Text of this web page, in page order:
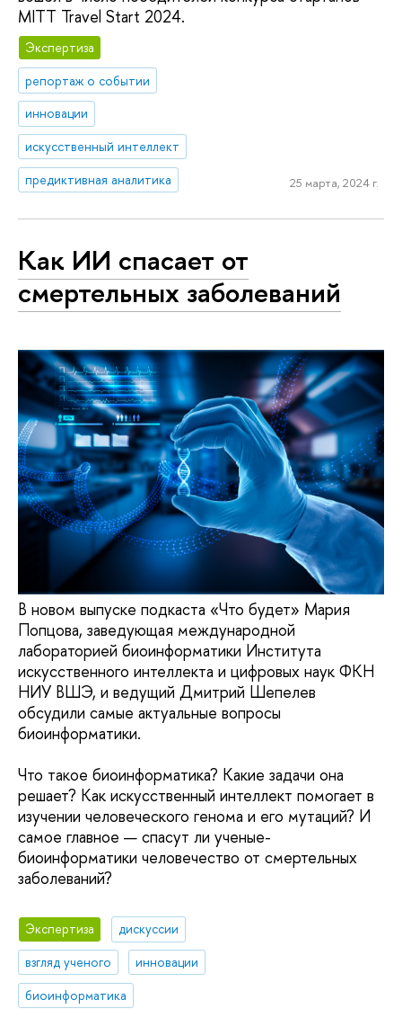
MITT Travel Start 2024.
Экспертиза
репортаж о событии
инновации
искусственный интеллект
предиктивная аналитика
25 марта, 2024 г.
Как ИИ спасает от
смертельных заболеваний
В новом выпуске подкаста «Что будет» Мария
Попцова, заведующая международной
лабораторией биоинформатики Института
искусственного интеллекта и цифровых наук ФКН
НИУ ВШЭ, и ведущий Дмитрий Шепелев
обсудили самые актуальные вопросы
биоинформатики.
Что такое биоинформатика? Какие задачи она
решает? Как искусственный интеллект помогает в
изучении человеческого генома и его мутаций? И
самое главное — спасут ли ученые-
биоинформатики человечество от смертельных
заболеваний?
Экспертиза
дискуссии
взгляд ученого
инновации
биоинформатика